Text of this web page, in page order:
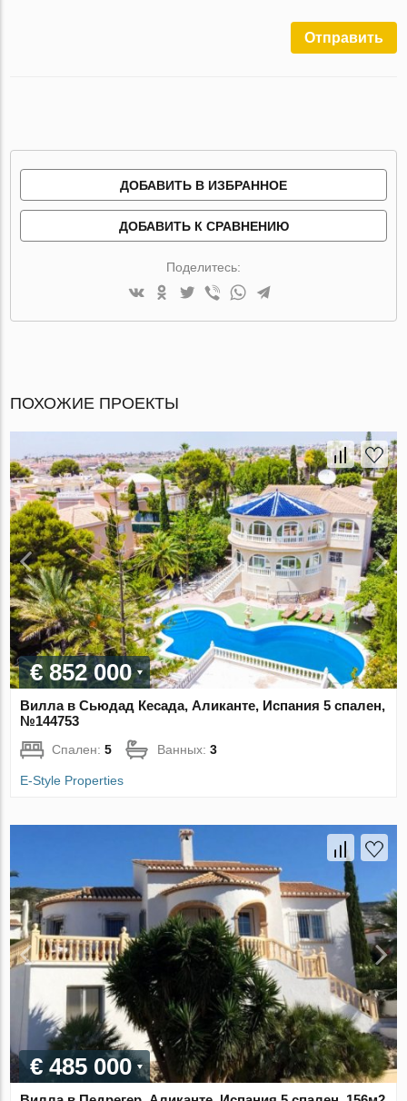
Отправить
ДОБАВИТЬ В ИЗБРАННОЕ
ДОБАВИТЬ К СРАВНЕНИЮ
Поделитесь:
ПОХОЖИЕ ПРОЕКТЫ
€ 852 000
Вилла в Сьюдад Кесада, Аликанте, Испания 5 спален,
№144753
Спален:5 Ванных:3
E-Style Properties
€ 485 000